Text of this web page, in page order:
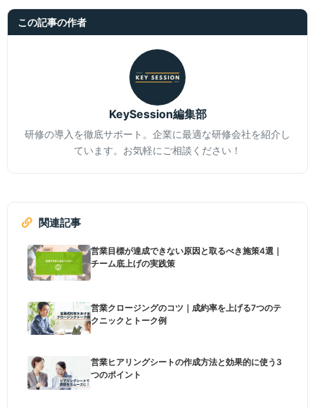
この記事の作者
KeySession編集部
研修の導入を徹底サポート。企業に最適な研修会社を紹介し
ています。お気軽にご相談ください！
関連記事
営業目標が達成できない原因と取るべき施策4選｜
チーム底上げの実践策
営業クロージングのコツ｜成約率を上げる7つのテ
クニックとトーク例
営業ヒアリングシートの作成方法と効果的に使う3
つのポイント